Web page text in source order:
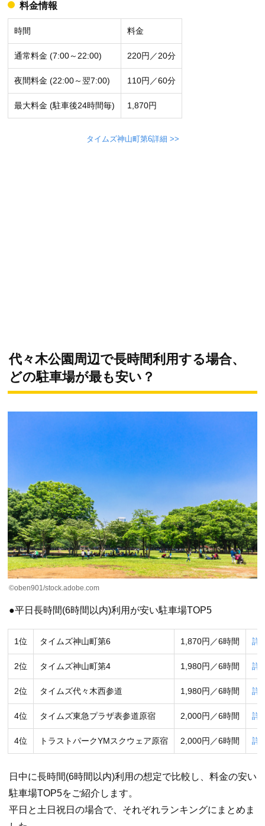
料金情報
時間 料金
通常料金 (7:00～22:00) 220円／20分
夜間料金 (22:00～翌7:00) 110円／60分
最大料金 (駐車後24時間毎) 1,870円
タイムズ神山町第6詳細 >>
代々木公園周辺で長時間利用する場合、
どの駐車場が最も安い？
©oben901/stock.adobe.com
●平日長時間(6時間以内)利用が安い駐車場TOP5
1位 タイムズ神山町第6 1,870円／6時間 詳
2位 タイムズ神山町第4 1,980円／6時間 詳
2位 タイムズ代々木西参道 1,980円／6時間 詳
4位 タイムズ東急プラザ表参道原宿 2,000円／6時間 詳
4位 トラストパークYMスクウェア原宿 2,000円／6時間 詳
日中に長時間(6時間以内)利用の想定で比較し、料金の安い
駐車場TOP5をご紹介します。
平日と土日祝日の場合で、それぞれランキングにまとめま